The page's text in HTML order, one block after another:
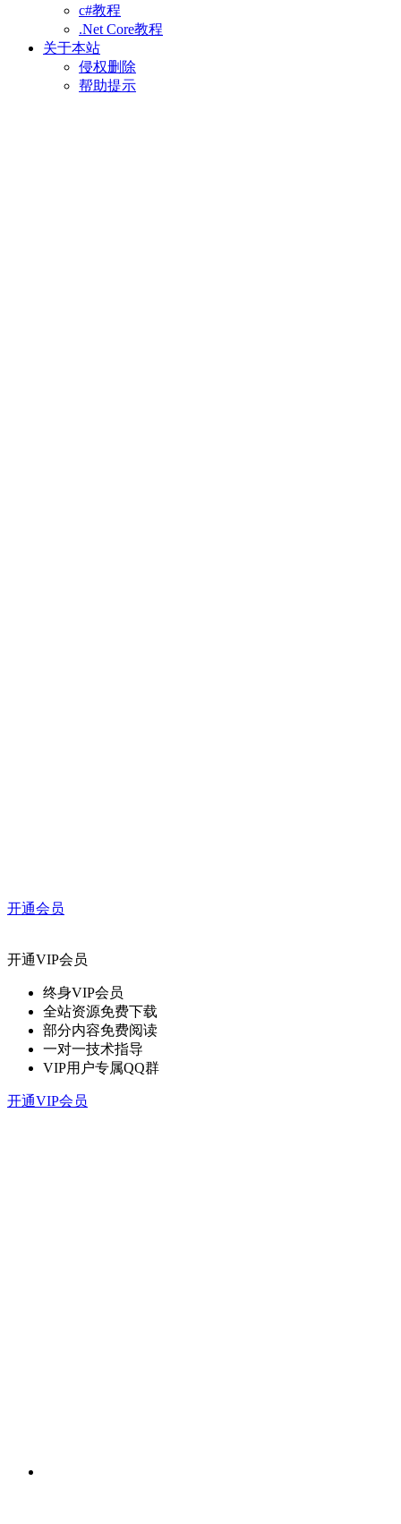
c#教程
.Net Core教程
关于本站
侵权删除
帮助提示
开通会员
开通VIP会员
终身VIP会员
全站资源免费下载
部分内容免费阅读
一对一技术指导
VIP用户专属QQ群
开通VIP会员